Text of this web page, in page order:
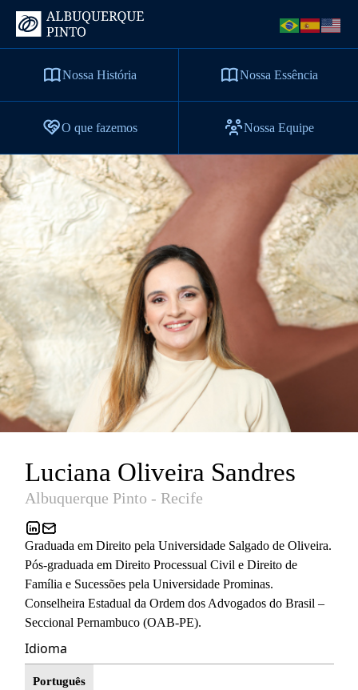
Nossa História Nossa Essência
O que fazemos Nossa Equipe
Luciana Oliveira Sandres
Albuquerque Pinto - Recife
Graduada em Direito pela Universidade Salgado de Oliveira.
Pós-graduada em Direito Processual Civil e Direito de
Família e Sucessões pela Universidade Prominas.
Conselheira Estadual da Ordem dos Advogados do Brasil –
Seccional Pernambuco (OAB-PE).
Idioma
Português